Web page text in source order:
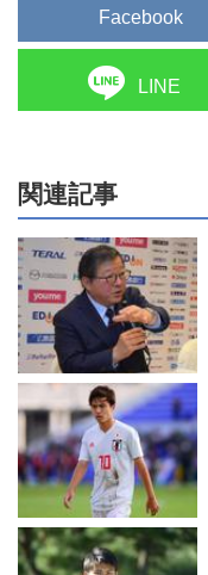
Facebook
LINE
関連記事